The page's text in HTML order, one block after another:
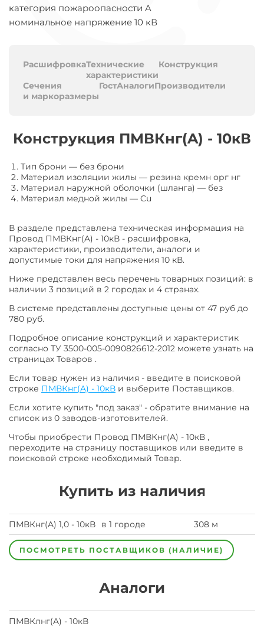
категория пожароопасности A
номинальное напряжение 10 кВ
РасшифровкаТехнические
характеристики
Конструкция
Сечения
и маркоразмеры
ГостАналогиПроизводители
Конструкция ПМВКнг(A) - 10кВ
Тип брони — без брони
Материал изоляции жилы — резина кремн орг нг
Материал наружной оболочки (шланга) — без
Материал медной жилы — Cu
В разделе представлена техническая информация на
Провод ПМВКнг(A) - 10кВ - расшифровка,
характеристики, производители, аналоги и
допустимые токи для напряжения 10 кВ.
Ниже представлен весь перечень товарных позиций: в
наличии 3 позиций в 2 городах и 4 странах.
В системе представлены доступные цены от 47 руб до
780 руб.
Подробное описание конструкций и характеристик
согласно ТУ 3500-005-0090826612-2012 можете узнать на
страницах Товаров .
Если товар нужен из наличия - введите в поисковой
строке ПМВКнг(A) - 10кВ и выберите Поставщиков.
Если хотите купить "под заказ" - обратите внимание на
список из 0 заводов-изготовителей.
Чтобы приобрести Провод ПМВКнг(A) - 10кВ ,
переходите на страницу поставщиков или введите в
поисковой строке необходимый Товар.
Купить из наличия
ПМВКнг(A) 1,0 - 10кВ в 1 городе 308 м
ПОСМОТРЕТЬ ПОСТАВЩИКОВ (НАЛИЧИЕ)
Аналоги
ПМВКлнг(A) - 10кВ